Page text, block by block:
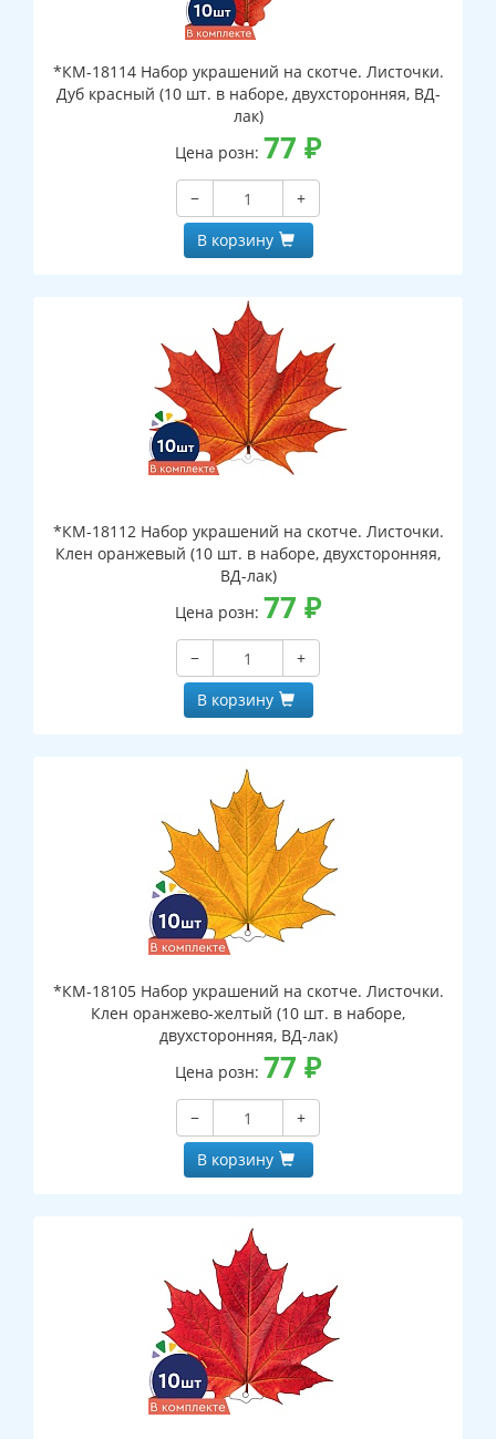
*КМ-18114 Набор украшений на скотче. Листочки.
Дуб красный (10 шт. в наборе, двухсторонняя, ВД-
лак)
Цена розн: 77 ₽
−
+
В корзину
*КМ-18112 Набор украшений на скотче. Листочки.
Клен оранжевый (10 шт. в наборе, двухсторонняя,
ВД-лак)
Цена розн: 77 ₽
−
+
В корзину
*КМ-18105 Набор украшений на скотче. Листочки.
Клен оранжево-желтый (10 шт. в наборе,
двухсторонняя, ВД-лак)
Цена розн: 77 ₽
−
+
В корзину